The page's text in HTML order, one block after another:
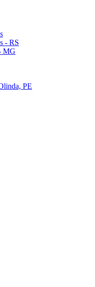
- RS
MG
PE